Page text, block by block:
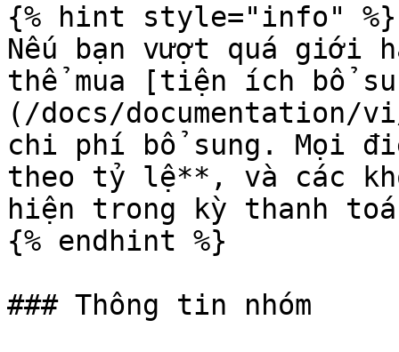
{% hint style="info" %}
Nếu bạn vượt quá giới
thể mua [tiện ích bổ
(/docs/documentation/
chi phí bổ sung. Mọi
theo tỷ lệ**, và các
hiện trong kỳ thanh
{% endhint %}
### Thông tin nhóm